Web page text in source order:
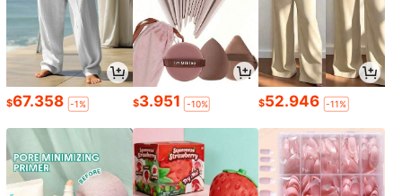
$67.358 -1% $3.951 -10% $52.946 -11%